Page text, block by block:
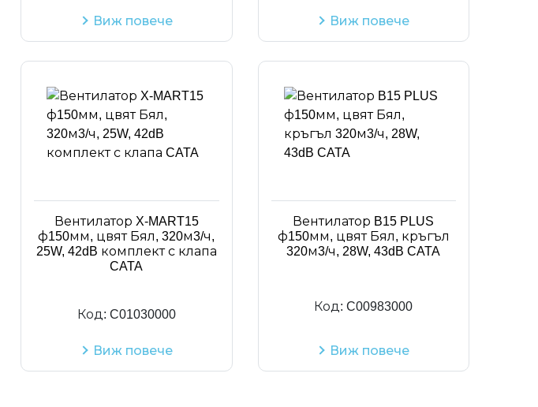
Виж повече Виж повече
Вентилатор X-MART15
ф150мм, цвят Бял, 320м3/ч,
25W, 42dB комплект с клапа
CATA
Код: C01030000
Виж повече
Вентилатор B15 PLUS
ф150мм, цвят Бял, кръгъл
320м3/ч, 28W, 43dB CATA
Код:C00983000
Виж повече